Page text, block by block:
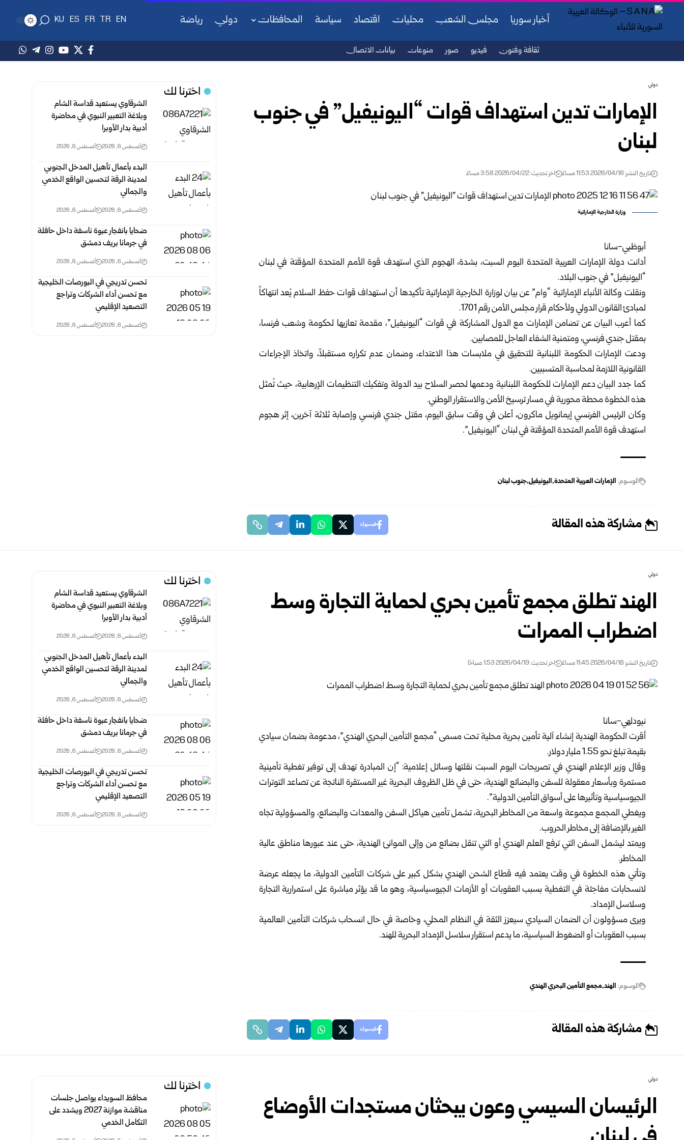
أخبار سوريا مجلس الشعب محليات اقتصاد سياسة المحافظات دولي رياضة EN
TR
FR
ES
KU
ثقافة وفنون فيديو صور منوعات بيانات الاتصال
دولي
الإمارات تدين استهداف قوات “اليونيفيل” في جنوب
لبنان
تاريخ النشر: 2026/04/18 11:53 مساءً اخر تحديث: 2026/04/22 3:58 مساءً
وزارة الخارجية الإماراتية
أبوظبي-سانا
أدانت دولة الإمارات العربية المتحدة اليوم السبت، بشدة، الهجوم الذي استهدف قوة الأمم المتحدة المؤقتة في لبنان
“اليونيفيل” في جنوب البلاد.
ونقلت وكالة الأنباء الإماراتية “وام” عن بيان لوزارة الخارجية الإماراتية تأكيدها أن استهداف قوات حفظ السلام يُعد انتهاكاً
لمبادئ القانون الدولي ولأحكام قرار مجلس الأمن رقم 1701.
كما أعرب البيان عن تضامن الإمارات مع الدول المشاركة في قوات “اليونيفيل”، مقدمة تعازيها لحكومة وشعب فرنسا،
بمقتل جندي فرنسي، ومتمنية الشفاء العاجل للمصابين.
ودعت الإمارات الحكومة اللبنانية للتحقيق في ملابسات هذا الاعتداء، وضمان عدم تكراره مستقبلاً، واتخاذ الإجراءات
القانونية اللازمة لمحاسبة المتسببين.
كما جدد البيان دعم الإمارات للحكومة اللبنانية ودعمها لحصر السلاح بيد الدولة وتفكيك التنظيمات الإرهابية، حيث تُمثل
هذه الخطوة محطة محورية في مسار ترسيخ الأمن والاستقرار الوطني.
وكان الرئيس الفرنسي إيمانويل ماكرون، أعلن في وقت سابق اليوم، مقتل جندي فرنسي وإصابة ثلاثة آخرين، إثر هجوم
استهدف قوة الأمم المتحدة المؤقتة في لبنان “اليونيفيل”.
الوسوم: الإمارات العربية المتحدة اليونيفيل جنوب لبنان
مشاركة هذه المقالة فيسبوك
اخترنا لك
الشرقاوي يستعيد قداسة الشام
وبلاغة التعبير النبوي في محاضرة
أدبية بدار الأوبرا
أغسطس 6, 2026 أغسطس 6, 2026
البدء بأعمال تأهيل المدخل الجنوبي
لمدينة الرقة لتحسين الواقع الخدمي
والجمالي
أغسطس 6, 2026 أغسطس 6, 2026
ضحايا بانفجار عبوة ناسفة داخل حافلة
في جرمانا بريف دمشق
أغسطس 6, 2026 أغسطس 6, 2026
تحسن تدريجي في البورصات الخليجية
مع تحسن أداء الشركات وتراجع
التصعيد الإقليمي
أغسطس 6, 2026 أغسطس 6, 2026
دولي
الهند تطلق مجمع تأمين بحري لحماية التجارة وسط
اضطراب الممرات
تاريخ النشر: 2026/04/18 11:45 مساءً اخر تحديث: 2026/04/19 1:53 صباحًا
نيودلهي-سانا
أقرت الحكومة الهندية إنشاء آلية تأمين بحرية محلية تحت مسمى “مجمع التأمين البحري الهندي”، مدعومة بضمان سيادي
بقيمة تبلغ نحو 1.55 مليار دولار.
وقال وزير الإعلام الهندي في تصريحات اليوم السبت نقلتها وسائل إعلامية: “إن المبادرة تهدف إلى توفير تغطية تأمينية
مستمرة وبأسعار معقولة للسفن والبضائع الهندية، حتى في ظل الظروف البحرية غير المستقرة الناتجة عن تصاعد التوترات
الجيوسياسية وتأثيرها على أسواق التأمين الدولية”.
ويغطي المجمع مجموعة واسعة من المخاطر البحرية، تشمل تأمين هياكل السفن والمعدات والبضائع، والمسؤولية تجاه
الغير بالإضافة إلى مخاطر الحروب.
ويمتد ليشمل السفن التي ترفع العلم الهندي أو التي تنقل بضائع من وإلى الموانئ الهندية، حتى عند عبورها مناطق عالية
المخاطر.
وتأتي هذه الخطوة في وقت يعتمد فيه قطاع الشحن الهندي بشكل كبير على شركات التأمين الدولية، ما يجعله عرضة
لانسحابات مفاجئة في التغطية بسبب العقوبات أو الأزمات الجيوسياسية، وهو ما قد يؤثر مباشرة على استمرارية التجارة
وسلاسل الإمداد.
ويرى مسؤولون أن الضمان السيادي سيعزز الثقة في النظام المحلي، وخاصة في حال انسحاب شركات التأمين العالمية
بسبب العقوبات أو الضغوط السياسية، ما يدعم استقرار سلاسل الإمداد البحرية للهند.
الوسوم: الهند مجمع التأمين البحري الهندي
مشاركة هذه المقالة فيسبوك
اخترنا لك
الشرقاوي يستعيد قداسة الشام
وبلاغة التعبير النبوي في محاضرة
أدبية بدار الأوبرا
أغسطس 6, 2026 أغسطس 6, 2026
البدء بأعمال تأهيل المدخل الجنوبي
لمدينة الرقة لتحسين الواقع الخدمي
والجمالي
أغسطس 6, 2026 أغسطس 6, 2026
ضحايا بانفجار عبوة ناسفة داخل حافلة
في جرمانا بريف دمشق
أغسطس 6, 2026 أغسطس 6, 2026
تحسن تدريجي في البورصات الخليجية
مع تحسن أداء الشركات وتراجع
التصعيد الإقليمي
أغسطس 6, 2026 أغسطس 6, 2026
دولي
الرئيسان السيسي وعون يبحثان مستجدات الأوضاع
اخترنا لك
محافظ السويداء يواصل جلسات
مناقشة موازنة 2027 ويشدد على
التكامل الخدمي